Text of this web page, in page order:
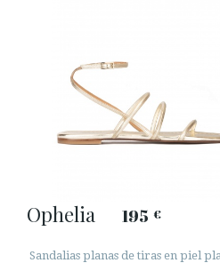
Ophelia 195 €
Sandalias planas de tiras en piel